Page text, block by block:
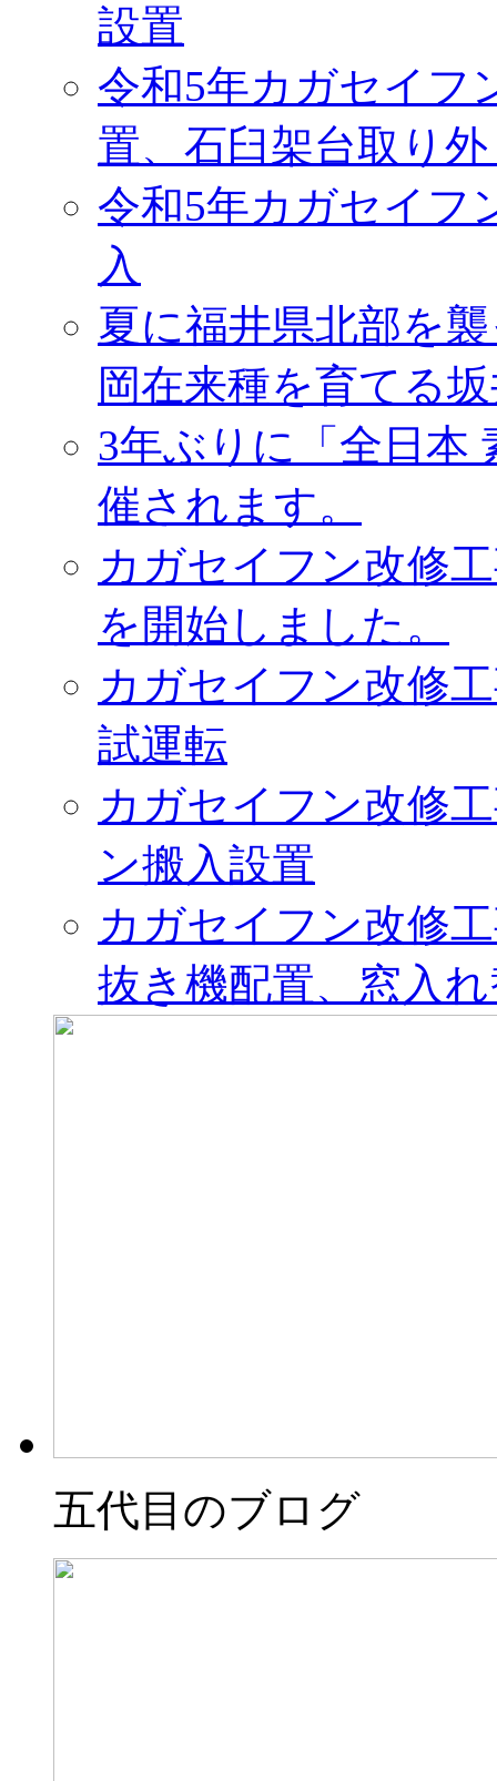
設置
令和5年カガセイフ
置、石臼架台取り
令和5年カガセイフ
入
夏に福井県北部を
岡在来種を育てる
3年ぶりに「全日本
催されます。
カガセイフン改修
を開始しました。
カガセイフン改修
試運転
カガセイフン改修
ン搬入設置
カガセイフン改修
抜き機配置、窓入
五代目のブログ